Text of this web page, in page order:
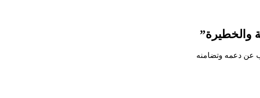
والخطيرة”
عن دعمه وتضامنه